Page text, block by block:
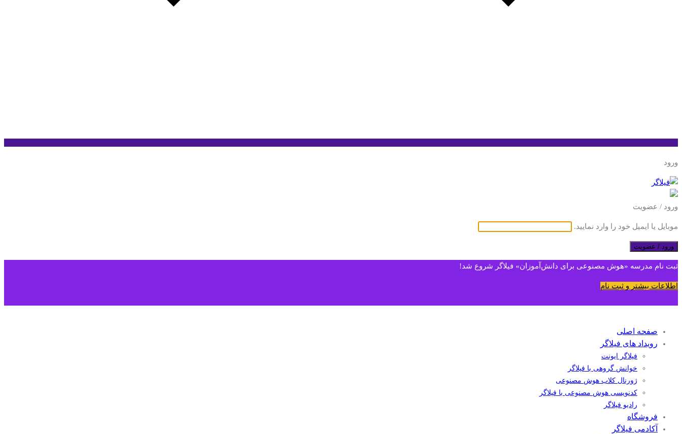
ورود
ورود / عضویت
موبایل یا ایمیل خود را وارد نمایید.
ورود / عضویت
ثبت نام مدرسه «هوش مصنوعی برای دانش‌آموزان» فیلاگر شروع شد!
اطلاعات بیشتر و ثبت نام
صفحه اصلی
رویداد های فیلاگر
فیلاگر ایونت
خوانش گروهی با فیلاگر
ژورنال کلاب هوش مصنوعی
کدنویسی هوش مصنوعی با فیلاگر
رادیو فیلاگر
فروشگاه
آکادمی فیلاگر